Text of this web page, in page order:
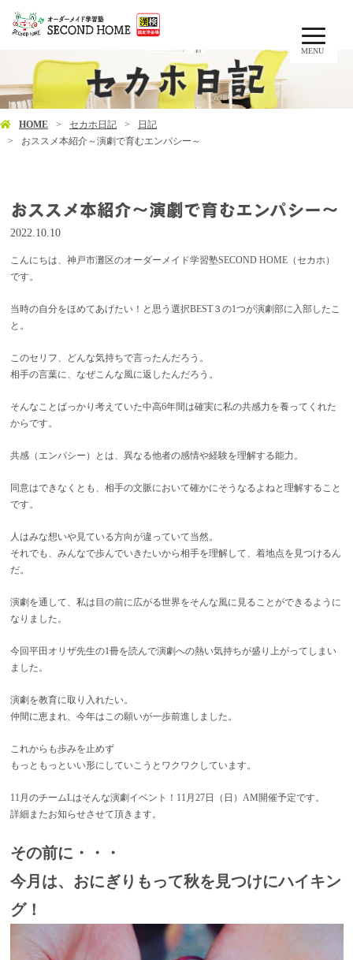
MENU
HOME セカホ日記
日記
おススメ本紹介～演劇で育むエンパシー～
おススメ本紹介～演劇で育むエンパシー～
2022.10.10
こんにちは、神戸市灘区のオーダーメイド学習塾SECOND HOME（セカホ）
です。
当時の自分をほめてあげたい！と思う選択BEST３の1つが演劇部に入部したこ
と。
このセリフ、どんな気持ちで言ったんだろう。
相手の言葉に、なぜこんな風に返したんだろう。
そんなことばっかり考えていた中高6年間は確実に私の共感力を養ってくれた
からです。
共感（エンパシー）とは、異なる他者の感情や経験を理解する能力。
同意はできなくとも、相手の文脈において確かにそうなるよねと理解すること
です。
人はみな想いや見ている方向が違っていて当然。
それでも、みんなで歩んでいきたいから相手を理解して、着地点を見つけるん
だ。
演劇を通して、私は目の前に広がる世界をそんな風に見ることができるように
なりました。
今回平田オリザ先生の1冊を読んで演劇への熱い気持ちが盛り上がってしまい
ました。
演劇を教育に取り入れたい。
仲間に恵まれ、今年はこの願いが一歩前進しました。
これからも歩みを止めず
もっともっといい形にしていこうとワクワクしています。
11月のチームLはそんな演劇イベント！11月27日（日）AM開催予定です。
詳細またお知らせさせて頂きます。
その前に・・・
今月は、おにぎりもって秋を見つけにハイキン
グ！